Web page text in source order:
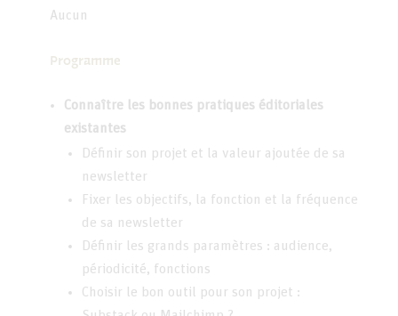
Aucun
Programme
Connaître les bonnes pratiques éditoriales
existantes
Définir son projet et la valeur ajoutée de sa
newsletter
Fixer les objectifs, la fonction et la fréquence
de sa newsletter
Définir les grands paramètres : audience,
périodicité, fonctions
Choisir le bon outil pour son projet :